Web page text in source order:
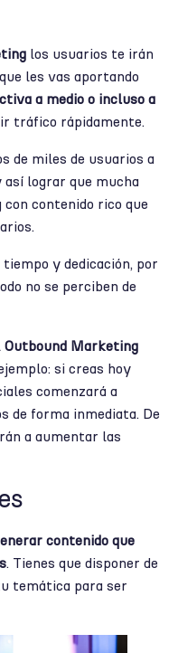
los usuarios te irán
les vas aportando
a medio o incluso a
tráfico rápidamente.
de miles de usuarios a
lograr que mucha
contenido rico que
y dedicación, por
no se perciben de
Outbound Marketing
si creas hoy
comenzará a
de forma inmediata. De
a aumentar las
contenido que
. Tienes que disponer de
temática para ser